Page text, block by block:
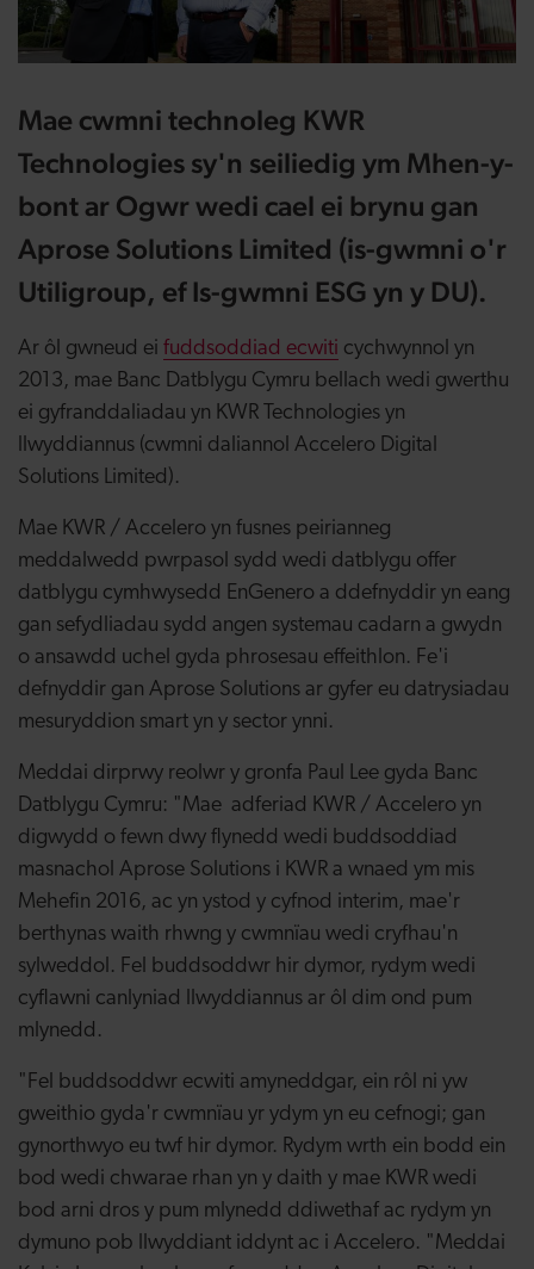
Mae cwmni technoleg KWR
Technologies sy'n seiliedig ym Mhen-y-
bont ar Ogwr wedi cael ei brynu gan
Aprose Solutions Limited (is-gwmni o'r
Utiligroup, ef Is-gwmni ESG yn y DU).
Ar ôl gwneud ei fuddsoddiad ecwiti cychwynnol yn
2013, mae Banc Datblygu Cymru bellach wedi gwerthu
ei gyfranddaliadau yn KWR Technologies yn
llwyddiannus (cwmni daliannol Accelero Digital
Solutions Limited).
Mae KWR / Accelero yn fusnes peirianneg
meddalwedd pwrpasol sydd wedi datblygu offer
datblygu cymhwysedd EnGenero a ddefnyddir yn eang
gan sefydliadau sydd angen systemau cadarn a gwydn
o ansawdd uchel gyda phrosesau effeithlon. Fe'i
defnyddir gan Aprose Solutions ar gyfer eu datrysiadau
mesuryddion smart yn y sector ynni.
Meddai dirprwy reolwr y gronfa Paul Lee gyda Banc
Datblygu Cymru: "Mae adferiad KWR / Accelero yn
digwydd o fewn dwy flynedd wedi buddsoddiad
masnachol Aprose Solutions i KWR a wnaed ym mis
Mehefin 2016, ac yn ystod y cyfnod interim, mae'r
berthynas waith rhwng y cwmnïau wedi cryfhau'n
sylweddol. Fel buddsoddwr hir dymor, rydym wedi
cyflawni canlyniad llwyddiannus ar ôl dim ond pum
mlynedd.
"Fel buddsoddwr ecwiti amyneddgar, ein rôl ni yw
gweithio gyda'r cwmnïau yr ydym yn eu cefnogi; gan
gynorthwyo eu twf hir dymor. Rydym wrth ein bodd ein
bod wedi chwarae rhan yn y daith y mae KWR wedi
bod arni dros y pum mlynedd ddiwethaf ac rydym yn
dymuno pob llwyddiant iddynt ac i Accelero. "Meddai